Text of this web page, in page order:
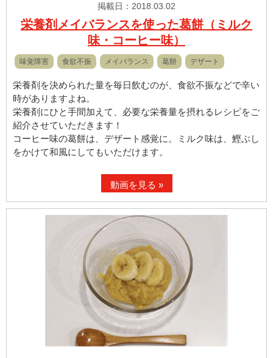
掲載日：2018.03.02
栄養剤メイバランスを使った葛餅（ミルク
味・コーヒー味）
味覚障害 食欲不振 メイバランス 葛餅 デザート
栄養剤を決められた量を毎日飲むのが、食欲不振などで辛い
時がありますよね。
栄養剤にひと手間加えて、必要な栄養量を摂れるレシピをご
紹介させていただきます！
コーヒー味の葛餅は、デザート感覚に。ミルク味は、鰹ぶし
をかけて和風にしてもいただけます。
動画を見る »